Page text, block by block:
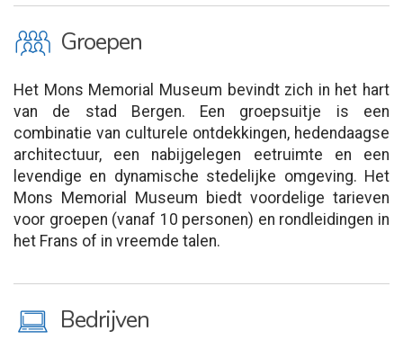
O Groepen
Het Mons Memorial Museum bevindt zich in het hart
van de stad Bergen. Een groepsuitje is een
combinatie van culturele ontdekkingen, hedendaagse
architectuur, een nabijgelegen eetruimte en een
levendige en dynamische stedelijke omgeving. Het
Mons Memorial Museum biedt voordelige tarieven
voor groepen (vanaf 10 personen) en rondleidingen in
het Frans of in vreemde talen.
M Bedrijven